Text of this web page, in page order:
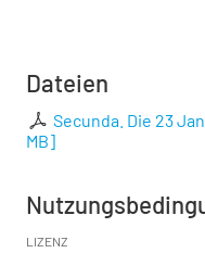
Dateien
Secunda. Die 23
MB]
LIZENZ